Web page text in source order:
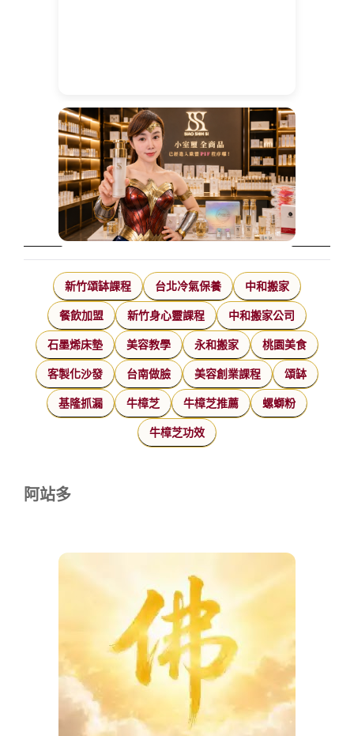
新竹頌缽課程 台北冷氣保養 中和搬家
餐飲加盟 新竹身心靈課程 中和搬家公司
石墨烯床墊 美容教學 永和搬家 桃園美食
客製化沙發 台南做臉 美容創業課程 頌缽
基隆抓漏 牛樟芝 牛樟芝推薦 螺螄粉
牛樟芝功效
阿站多